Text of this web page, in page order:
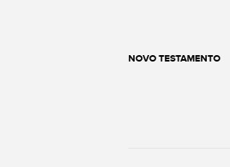
NOVO TESTAMENTO